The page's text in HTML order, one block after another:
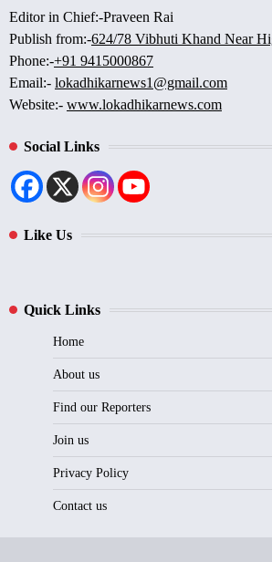
Editor in Chief:-Praveen Rai
Publish from:-624/78 Vibhuti Khand Near
Phone:-+91 9415000867
Email:- lokadhikarnews1@gmail.com
Website:- www.lokadhikarnews.com
Social Links
Like Us
Quick Links
Home
About us
Find our Reporters
Join us
Privacy Policy
Contact us